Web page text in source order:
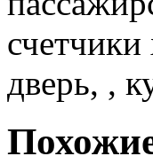
дверь, ,